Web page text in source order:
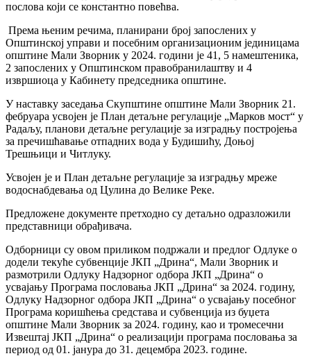
послова који се константно повећва.
Према њеним речима, планирани број запослених у
Општинској управи и посебним организационим јединицама
општине Мали Зворник у 2024. години је 41, 5 намештеника,
2 запослених у Општинском правобранилаштву и 4
извршиоца у Кабинету председника општине.
У наставку заседања Скупштине општине Мали Зворник 21.
фебруара усвојен је План детаљне регулације „Марков мост“ у
Радаљу, планови детаљне регулације за изградњу постројења
за пречишћавање отпадних вода у Будишићу, Доњој
Трешњици и Читлуку.
Усвојен је и План детаљне регулације за изградњу мреже
водоснабдевања од Цулина до Велике Реке.
Предложене документе претходно су детаљно одразложили
представници обрађивача.
Одборници су овом приликом подржали и предлог Одлуке о
додели текуће субвенције ЈКП „Дрина“, Мали Зворник и
размотрили Одлуку Надзорног одбора ЈКП „Дрина“ о
усвајању Програма пословања ЈКП „Дрина“ за 2024. годину,
Одлуку Надзорног одбора ЈКП „Дрина“ о усвајању посебног
Програма коришћења средстава и субвенција из буџета
општине Мали Зворник за 2024. годину, као и тромесечни
Извештај ЈКП „Дрина“ о реализацији програма пословања за
период од 01. јанура до 31. децембра 2023. године.